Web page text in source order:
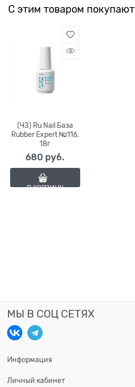
С этим товаром покупают
(ЧЗ) Ru Nail База
Rubber Expert №116,
18г
680 руб.
В КОРЗИНУ
МЫ В СОЦ СЕТЯХ
Информация
Личный кабинет